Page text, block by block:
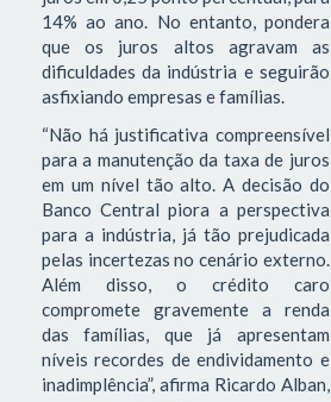
14% ao ano. No entanto, pondera
que os juros altos agravam as
dificuldades da indústria e seguirão
asfixiando empresas e famílias.
“Não há justificativa compreensível
para a manutenção da taxa de juros
em um nível tão alto. A decisão do
Banco Central piora a perspectiva
para a indústria, já tão prejudicada
pelas incertezas no cenário externo.
Além disso, o crédito caro
compromete gravemente a renda
das famílias, que já apresentam
níveis recordes de endividamento e
inadimplência”, afirma Ricardo Alban,